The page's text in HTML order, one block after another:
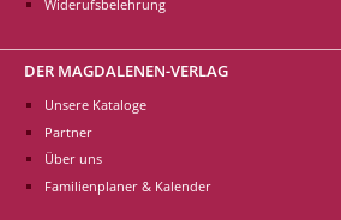
Widerufsbelehrung
DER MAGDALENEN-VERLAG
Unsere Kataloge
Partner
Über uns
Familienplaner & Kalender